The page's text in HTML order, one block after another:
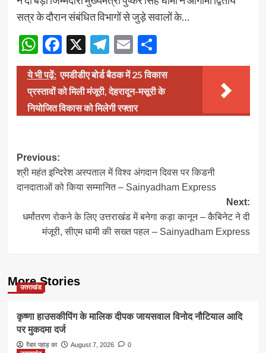
सत्र के दौरान संबंधित विभागों से जुड़े सवालों के…
WhatsApp
Facebook
X Telegram
EmailShare
ये भी पढ़ें: एमडीडीए बोर्ड बैठक में 25 विकास
प्रस्तावों को मिली मंजूरी, देहरादून-मसूरी के
नियोजित विकास को मिलेगी रफ्तार
Post
navigation
Previous:
श्री महंत इन्दिरेश अस्पताल में विश्व अंगदान दिवस पर किडनी
दानदाताओं को किया सम्मानित – Sainyadham Express
Next:
धर्मांतरण रोकने के लिए उत्तराखंड में बनेगा कड़ा कानून – कैबिनेट ने दी
मंजूरी, सीएम धामी की सख्त पहल – Sainyadham Express
More Stories
उत्तराखंड
कृष्णा हाउसकीपिंग के मालिक दीपक जायसवाल विनोद नौटियाल आदि
पर मुकदमा दर्ज
रैबार पहाड़ का August 7, 2026
0